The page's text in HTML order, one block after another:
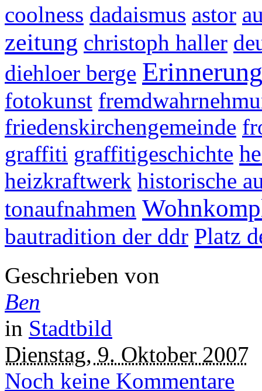
coolness dadaismus astor
zeitung christoph haller
diehloer berge Erinnerung
fotokunst
friedenskirchengemeinde
graffiti graffitigeschichte
heizkraftwerk historische
tonaufnahmen
bautradition der ddr Platz
Geschrieben von
Ben
in Stadtbild
Dienstag, 9. Oktober 2007
Noch keine Kommentare